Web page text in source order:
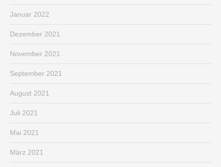
Januar 2022
Dezember 2021
November 2021
September 2021
August 2021
Juli 2021
Mai 2021
März 2021